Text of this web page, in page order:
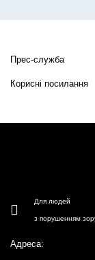
Прес-служба
Корисні посилання
Для людей
з порушенням
Адреса: